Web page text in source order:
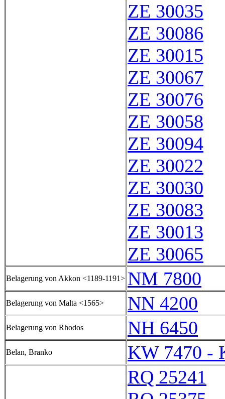
ZE 30035
ZE 30086
ZE 30015
ZE 30067
ZE 30076
ZE 30058
ZE 30094
ZE 30022
ZE 30030
ZE 30083
ZE 30013
ZE 30065
Belagerung von Akkon <1189-1191> NM 7800
Belagerung von Malta <1565> NN 4200
Belagerung von Rhodos NH 6450
Belan, Branko
KW 7470 -
RQ 25241